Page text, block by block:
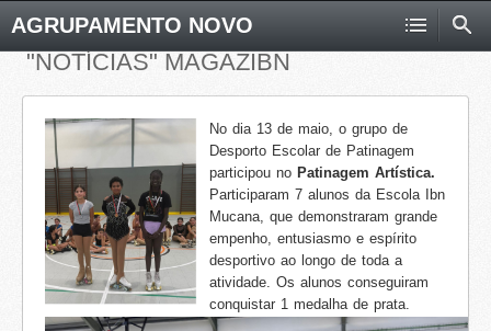
AGRUPAMENTO NOVO
"NOTÍCIAS" MAGAZIBN
No dia 13 de maio, o grupo de
Desporto Escolar de Patinagem
participou no Patinagem Artística.
Participaram 7 alunos da Escola Ibn
Mucana, que demonstraram grande
empenho, entusiasmo e espírito
desportivo ao longo de toda a
atividade. Os alunos conseguiram
conquistar 1 medalha de prata.